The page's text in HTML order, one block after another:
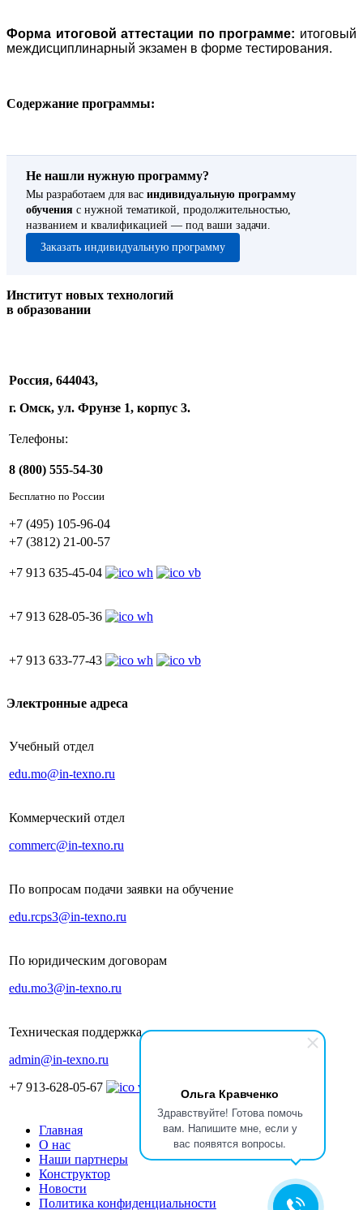
Ольга Кравченко
Здравствуйте! Готова помочь
вам. Напишите мне, если у
вас появятся вопросы.
Форма итоговой аттестации по программе: итоговый
междисциплинарный экзамен в форме тестирования.
Содержание программы:
Не нашли нужную программу?
Мы разработаем для вас индивидуальную программу
обучения с нужной тематикой, продолжительностью,
названием и квалификацией — под ваши задачи.
Заказать индивидуальную программу
Институт новых технологий
в образовании
Россия, 644043,
г. Омск, ул. Фрунзе 1, корпус 3.
Телефоны:
8 (800) 555-54-30
Бесплатно по России
+7 (495) 105-96-04
+7 (3812) 21-00-57
+7 913 635-45-04
+7 913 628-05-36
+7 913 633-77-43
Электронные адреса
Учебный отдел
edu.mo@in-texno.ru
Коммерческий отдел
commerc@in-texno.ru
По вопросам подачи заявки на обучение
edu.rcps3@in-texno.ru
По юридическим договорам
edu.mo3@in-texno.ru
Техническая поддержка
admin@in-texno.ru
+7 913-628-05-67
Главная
О нас
Наши партнеры
Конструктор
Новости
Политика конфиденциальности